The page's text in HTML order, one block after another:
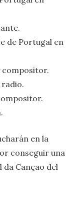
de Portugal en
compositor.
radio.
en la
conseguir una
da Cançao del